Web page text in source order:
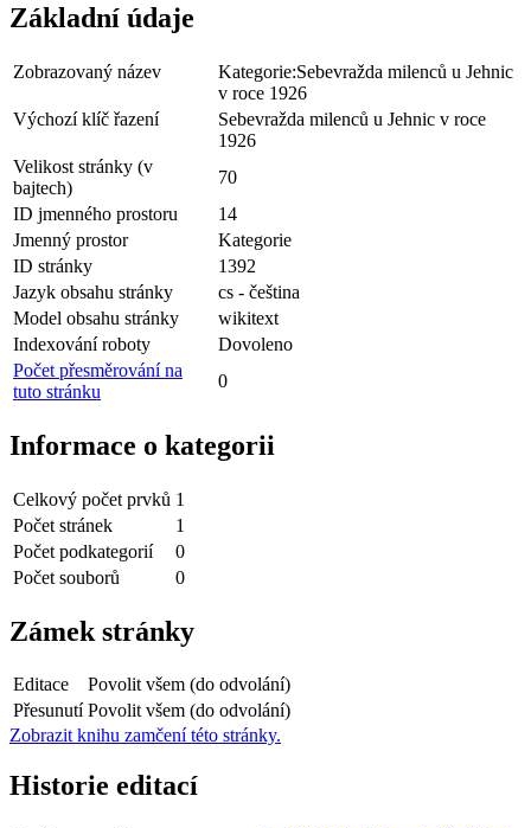
Základní údaje
Zobrazovaný název
Kategorie:Sebevražda milenců u Jehnic
v roce 1926
Výchozí klíč řazení
Sebevražda milenců u Jehnic v roce
1926
Velikost stránky (v
bajtech)
70
ID jmenného prostoru
14
Jmenný prostor
Kategorie
ID stránky
1392
Jazyk obsahu stránky
cs - čeština
Model obsahu stránky
wikitext
Indexování roboty
Dovoleno
Počet přesměrování na
tuto stránku
0
Informace o kategorii
Celkový počet prvků 1
Počet stránek
1
Počet podkategorií
0
Počet souborů
0
Zámek stránky
Editace
Povolit všem (do odvolání)
Přesunutí Povolit všem (do odvolání)
Zobrazit knihu zamčení této stránky.
Historie editací